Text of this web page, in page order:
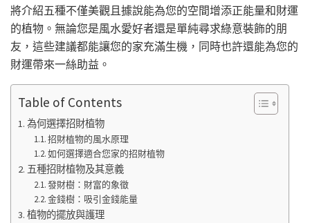
將介紹五種不僅美觀且據說能為您的空間增添正能量和財運
的植物。無論您是風水愛好者還是單純尋求綠意裝飾的朋
友，這些建議都能讓您的家充滿生機，同時也許還能為您的
財運帶來一絲助益。
Table of Contents
為何選擇招財植物
招財植物的風水原理
如何選擇適合您家的招財植物
五種招財植物及其意義
發財樹：財富的象徵
金錢樹：吸引金錢能量
植物的擺放與護理